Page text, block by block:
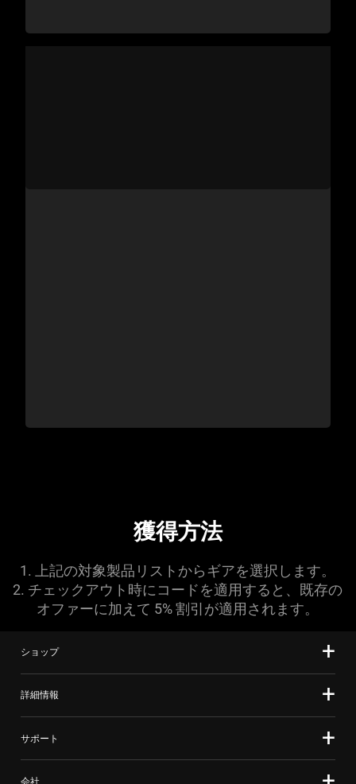
獲得方法
1. 上記の対象製品リストからギアを選択します。
2. チェックアウト時にコードを適用すると、既存の
オファーに加えて 5% 割引が適用されます。
ショップ
詳細情報
サポート
会社